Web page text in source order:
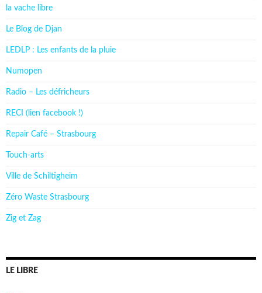
la vache libre
Le Blog de Djan
LEDLP : Les enfants de la pluie
Numopen
Radio – Les défricheurs
RECI (lien facebook !)
Repair Café – Strasbourg
Touch-arts
Ville de Schiltigheim
Zéro Waste Strasbourg
Zig et Zag
LE LIBRE